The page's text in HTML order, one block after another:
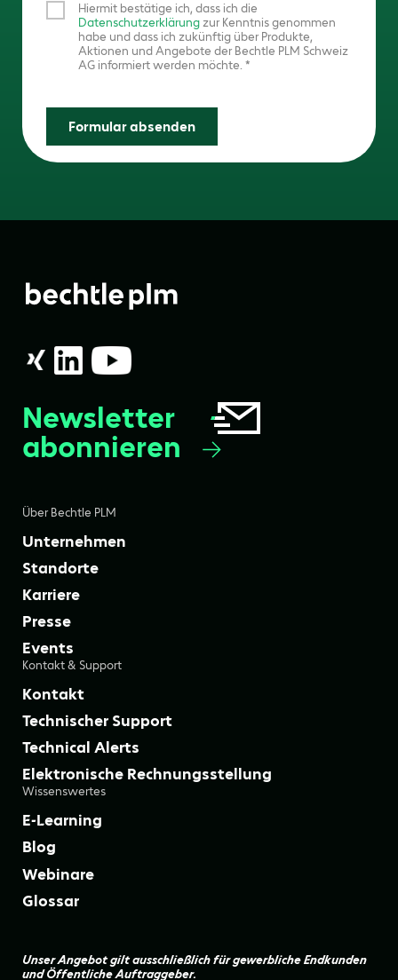
Hiermit bestätige ich, dass ich die
Datenschutzerklärungzur Kenntnis genommen
habe und dass ich zukünftig über Produkte,
Aktionen und Angebote der Bechtle PLM Schweiz
AG informiert werden möchte.
Formular absenden
Über Bechtle PLM
Unternehmen
Standorte
Karriere
Presse
Events
Kontakt & Support
Kontakt
Technischer Support
Technical Alerts
Elektronische Rechnungsstellung
Wissenswertes
E-Learning
Blog
Webinare
Glossar
Newsletter
abonnieren
Unser Angebot gilt ausschließlich für gewerbliche Endkunden
und Öffentliche Auftraggeber.